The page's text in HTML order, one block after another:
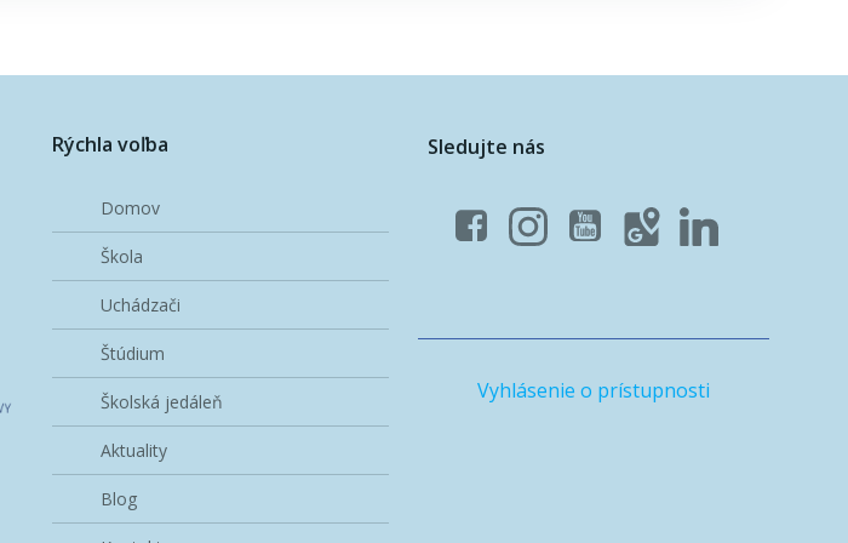
Rýchla voľba
Domov
Škola
Uchádzači
Štúdium
Školská jedáleň
Aktuality
Blog
Sledujte nás
Vyhlásenie o prístupnosti